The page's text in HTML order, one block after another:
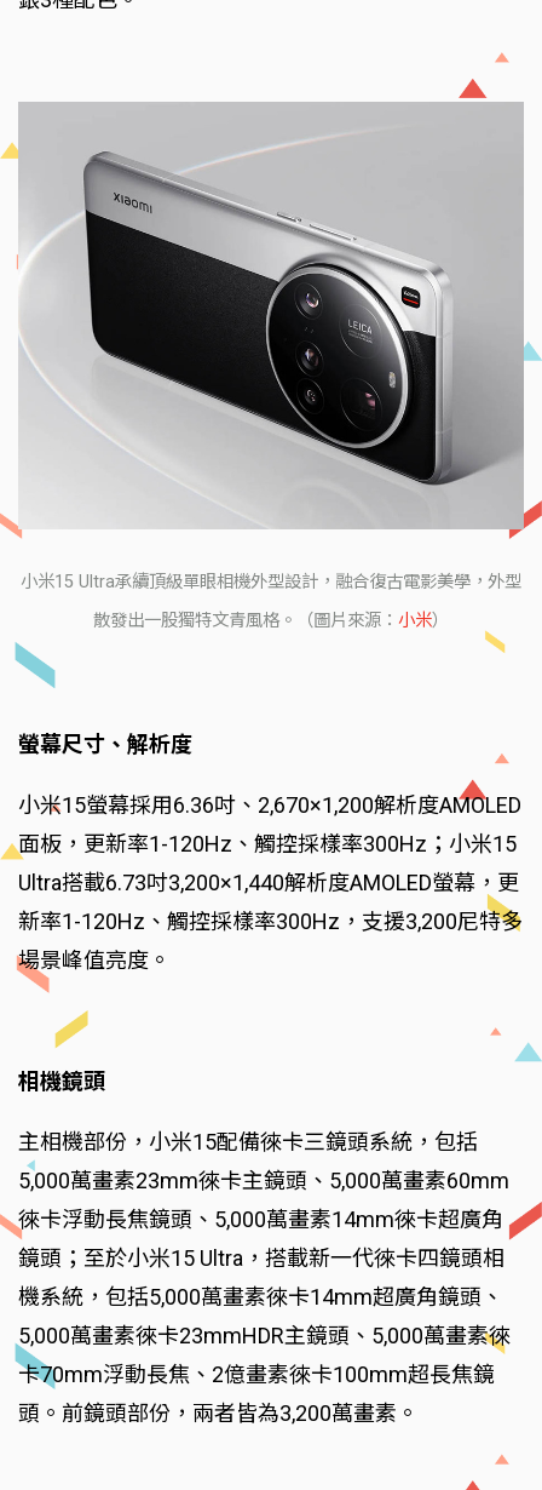
小米15 Ultra承續頂級單眼相機外型設計，融合復古電影美學，外型
散發出一股獨特文青風格。（圖片來源： 小米）
螢幕尺寸、解析度
小米15螢幕採用6.36吋、2,670×1,200解析度AMOLED
面板，更新率1-120Hz、觸控採樣率300Hz；小米15
Ultra搭載6.73吋3,200×1,440解析度AMOLED螢幕，更
新率1-120Hz、觸控採樣率300Hz，支援3,200尼特多
場景峰值亮度。
相機鏡頭
主相機部份，小米15配備徠卡三鏡頭系統，包括
5,000萬畫素23mm徠卡主鏡頭、5,000萬畫素60mm
徠卡浮動長焦鏡頭、5,000萬畫素14mm徠卡超廣角
鏡頭；至於小米15 Ultra，搭載新一代徠卡四鏡頭相
機系統，包括5,000萬畫素徠卡14mm超廣角鏡頭、
5,000萬畫素徠卡23mmHDR主鏡頭、5,000萬畫素徠
卡70mm浮動長焦、2億畫素徠卡100mm超長焦鏡
頭。前鏡頭部份，兩者皆為3,200萬畫素。